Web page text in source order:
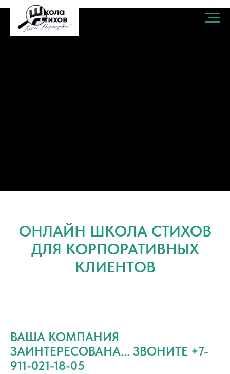
ОНЛАЙН ШКОЛА СТИХОВ
ДЛЯ КОРПОРАТИВНЫХ
КЛИЕНТОВ
ВАША КОМПАНИЯ
ЗАИНТЕРЕСОВАНА... ЗВОНИТЕ +7-
911-021-18-05